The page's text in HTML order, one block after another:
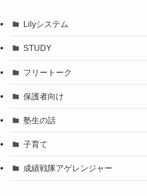
Lilyシステム
STUDY
フリートーク
保護者向け
塾生の話
子育て
成績戦隊アゲレンジャー